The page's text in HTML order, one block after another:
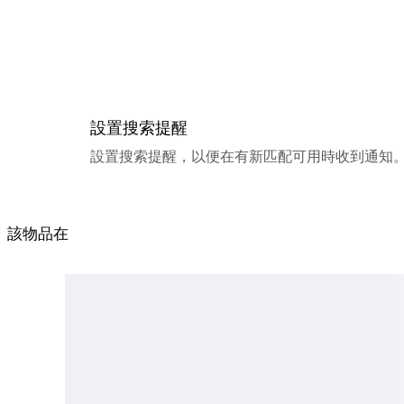
設置搜索提醒
設置搜索提醒，以便在有新匹配可用時收到通知
該物品在